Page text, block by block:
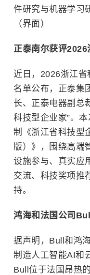
件研究与机器学习
（界面）
正泰南尔获评
近日，2026浙江
名单公布，正泰集
长、正泰电器副总
科技型企业家”。
制《浙江省科技型
版）》，围绕高端
设施参与、真实应
交流、科技奖项推
持。
鸿海和法国公司
据声明，Bull和鸿
制造人工智能AI和
Bull位于法国昂热